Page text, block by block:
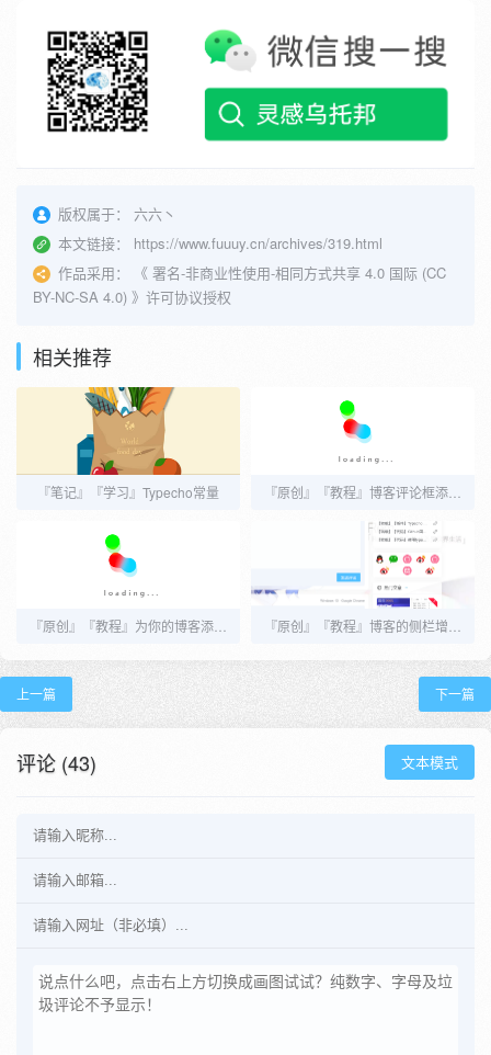
版权属于：
六六丶
本文链接：
https://www.fuuuy.cn/archives/319.html
作品采用：
《 署名-非商业性使用-相同方式共享 4.0 国际 (CC
BY-NC-SA 4.0) 》许可协议授权
相关推荐
『笔记』『学习』Typecho常量
上一篇 下一篇
评论 (43) 文本模式